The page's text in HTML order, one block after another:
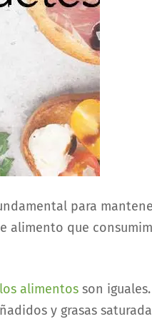
para
alimento que
alimentos son
y grasas